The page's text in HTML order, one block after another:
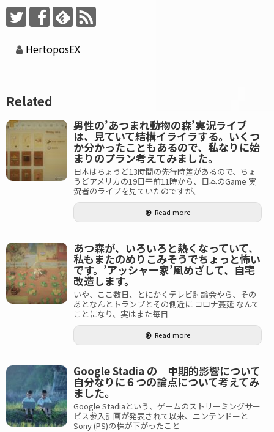
HertoposEX
Related
男性の’あつまれ動物の森’実況ライブ
は、見ていて結構イライラする。いくつ
か分かったこともあるので、私なりに始
まりのプラン考えてみました。
日本はちょうど13時間の先行時差があるので、ちょ
うどアメリカの19日午前11時から、日本のGame 実
況者のライブを見ていたのですが、
Read more
あつ森が、いろいろと熱くなっていて、
私もまたのめりこみそうでちょっと怖い
です。’アッシャー家’風めざして、自宅
改造します。
いや、ここ数日、とにかくテレビ討論会やら、その
あとなんとトランプとその側近に コロナ蔓延 なんて
ことになり、実はまた毎日
Read more
Google Stadia の 中期的影響について
自分なりに６つの論点について考えてみ
ました。
Google Stadiaという、ゲームのストリーミングサー
ビス参入計画が発表されて以来、ニンテンドーと
Sony (PS)の株が下がったこと